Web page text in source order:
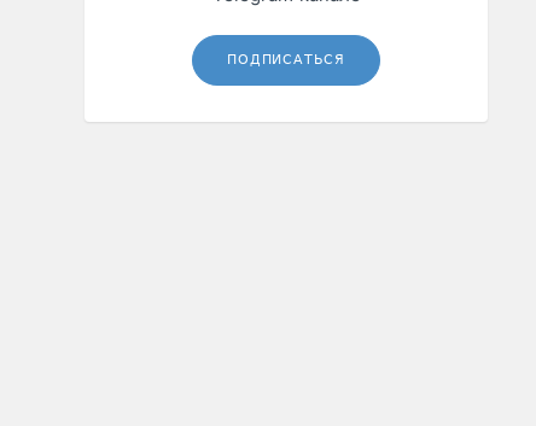
ПОДПИСАТЬСЯ